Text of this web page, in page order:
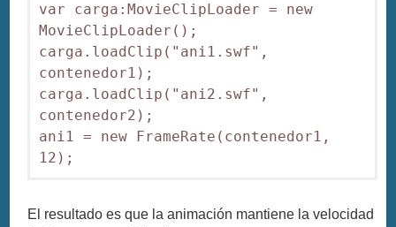
var carga:MovieClipLoader = new
MovieClipLoader();
carga.loadClip("ani1.swf",
contenedor1);
carga.loadClip("ani2.swf",
contenedor2);
ani1 = new FrameRate(contenedor1,
12);
El resultado es que la animación mantiene la velocidad